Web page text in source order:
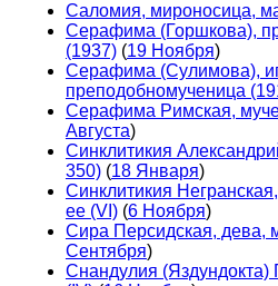
Саломия, мироносица,
Серафима (Горшкова),
(1937)(19 Ноября)
Серафима (Сулимова),
преподобномученица
Серафима Римская,
Августа)
Синклитикия
350)(18 Января)
Синклитикия
ее (VI)(6 Ноября)
Сира Персидская, дева,
Сентября)
Снандулия (Яздундокта)